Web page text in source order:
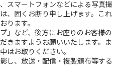
スマートフォンなどによる写真撮
、固くお断り申し上げます。これ
ります。
」など、後方にお座りのお客様の
きますようお願いいたします。ま
はお取りください。
し、放送・配信・複製頒布等する